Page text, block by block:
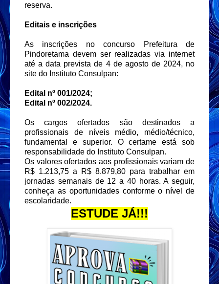
reserva.
Editais e inscrições
As inscrições no concurso Prefeitura de
Pindoretama devem ser realizadas via internet
até a data prevista de 4 de agosto de 2024, no
site do Instituto Consulpan:
Edital nº 001/2024;
Edital nº 002/2024.
Os cargos ofertados são destinados a
profissionais de níveis médio, médio/técnico,
fundamental e superior. O certame está sob
responsabilidade do Instituto Consulpan.
Os valores ofertados aos profissionais variam de
R$ 1.213,75 a R$ 8.879,80 para trabalhar em
jornadas semanais de 12 a 40 horas. A seguir,
conheça as oportunidades conforme o nível de
escolaridade.
ESTUDE JÁ!!!